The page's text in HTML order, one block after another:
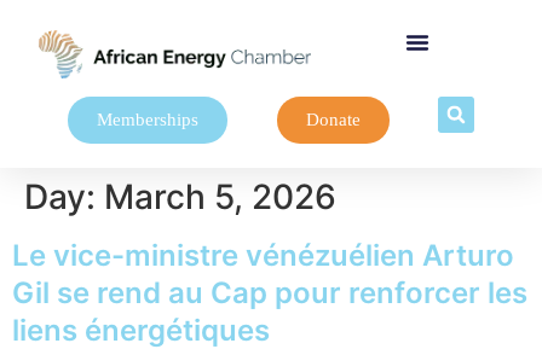
Memberships Donate
Day: March 5, 2026
Le vice-ministre vénézuélien Arturo
Gil se rend au Cap pour renforcer les
liens énergétiques